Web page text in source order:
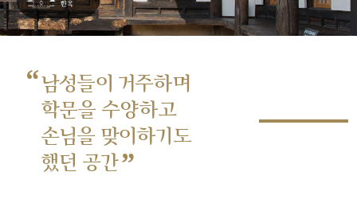
“남성들이 거주하며
학문을 수양하고
손님을 맞이하기도
했던 공간”